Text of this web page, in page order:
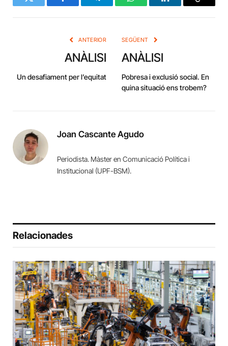
Twitter FacebookTelegramWhatsAppLinkedInCopy
ANTERIOR
ANÀLISI
Un desafiament per l’equitat
SEGÜENT
ANÀLISI
Pobresa i exclusió social. En
quina situació ens trobem?
Joan Cascante Agudo
Periodista. Màster en Comunicació Política i
Institucional (UPF-BSM).
Relacionades